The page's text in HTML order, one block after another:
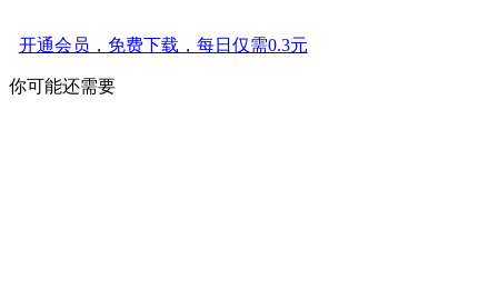
开通会员，免费下载，每日仅需0.3元
你可能还需要